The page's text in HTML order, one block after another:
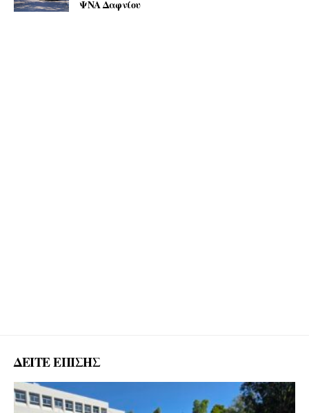
ΨΝΑ Δαφνίου
ΔΕΙΤΕ ΕΠΙΣΗΣ